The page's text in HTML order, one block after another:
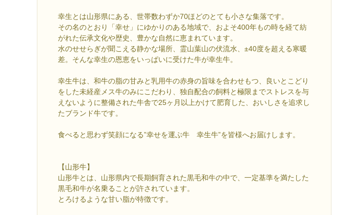
幸生とは山形県にある、世帯数わずか70ほどのとても小さな集落です。
その名のとおり「幸せ」にゆかりのある地域で、およそ400年もの時を経て紡
がれた伝承文化や歴史、豊かな自然に恵まれています。
水のせせらぎが聞こえる静かな場所、霊山葉山の伏流水、±40度を超える寒暖
差。そんな幸生の恩恵をいっぱいに受けた牛が幸生牛。
幸生牛は、和牛の脂の甘みと乳用牛の赤身の旨味を合わせもつ、良いとこどり
をした未経産メス牛のみにこだわり、独自配合の飼料と極限までストレスを与
えないように整備された牛舎で25ヶ月以上かけて肥育した、おいしさを追求し
たブランド牛です。
食べると思わず笑顔になる”幸せを運ぶ牛 幸生牛”を皆様へお届けします。
【山形牛】
山形牛とは、山形県内で長期飼育された黒毛和牛の中で、一定基準を満たした
黒毛和牛が名乗ることが許されています。
とろけるような甘い脂が特徴です。